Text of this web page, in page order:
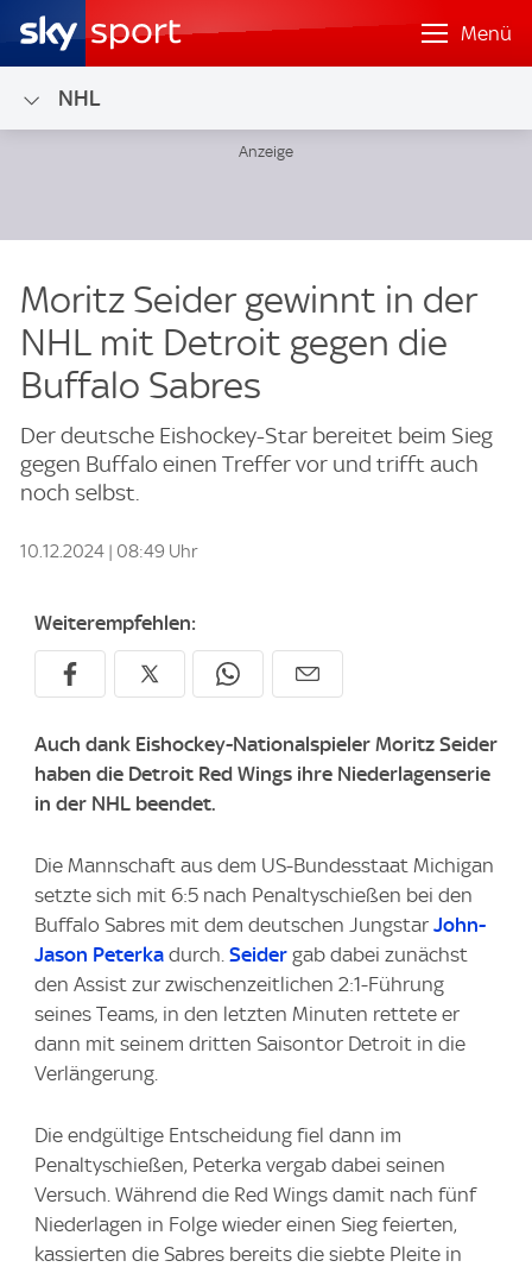
Menü
NHL
Moritz Seider gewinnt in der
NHL mit Detroit gegen die
Buffalo Sabres
Der deutsche Eishockey-Star bereitet beim Sieg
gegen Buffalo einen Treffer vor und trifft auch
noch selbst.
10.12.2024 | 08:49 Uhr
Weiterempfehlen:
Auch dank Eishockey-Nationalspieler Moritz Seider
haben die Detroit Red Wings ihre Niederlagenserie
in der NHL beendet.
Die Mannschaft aus dem US-Bundesstaat Michigan
setzte sich mit 6:5 nach Penaltyschießen bei den
Buffalo Sabres mit dem deutschen Jungstar John-
Jason Peterka durch. Seider gab dabei zunächst
den Assist zur zwischenzeitlichen 2:1-Führung
seines Teams, in den letzten Minuten rettete er
dann mit seinem dritten Saisontor Detroit in die
Verlängerung.
Die endgültige Entscheidung fiel dann im
Penaltyschießen, Peterka vergab dabei seinen
Versuch. Während die Red Wings damit nach fünf
Niederlagen in Folge wieder einen Sieg feierten,
kassierten die Sabres bereits die siebte Pleite in